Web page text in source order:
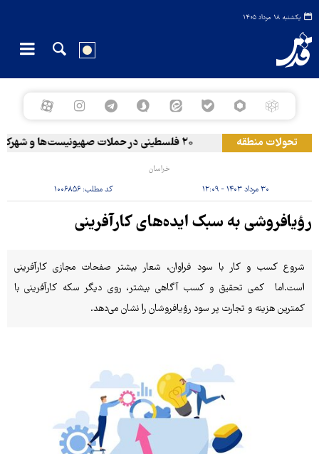
یکشنبه ۱۸ مرداد ۱۴۰۵
تحولات منطقه
خراسان
۳۰ مرداد ۱۴۰۳ - ۱۲:۰۹ کد مطلب:۱۰۰۶۸۵۶
رؤیافروشی به سبک ایده‌های کارآفرینی
شروع کسب و کار با سود فراوان، شعار بیشتر صفحات مجازی کارآفرینی
است.اما کمی تحقیق و کسب آگاهی بیشتر، روی دیگر سکه کارآفرینی با
کمترین هزینه و تجارت پر سود رؤیافروشان را نشان می‌دهد.